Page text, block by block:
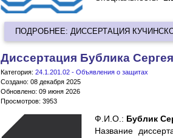
ПОДРОБНЕЕ: ДИССЕРТАЦИЯ
Диссертация Бублика
Категория: 24.1.201.02 - Объявления о защитах
Создано: 08 декабря 2025
Обновлено: 09 июня 2026
Просмотров: 3953
Ф.И.О.: Бублик
Название